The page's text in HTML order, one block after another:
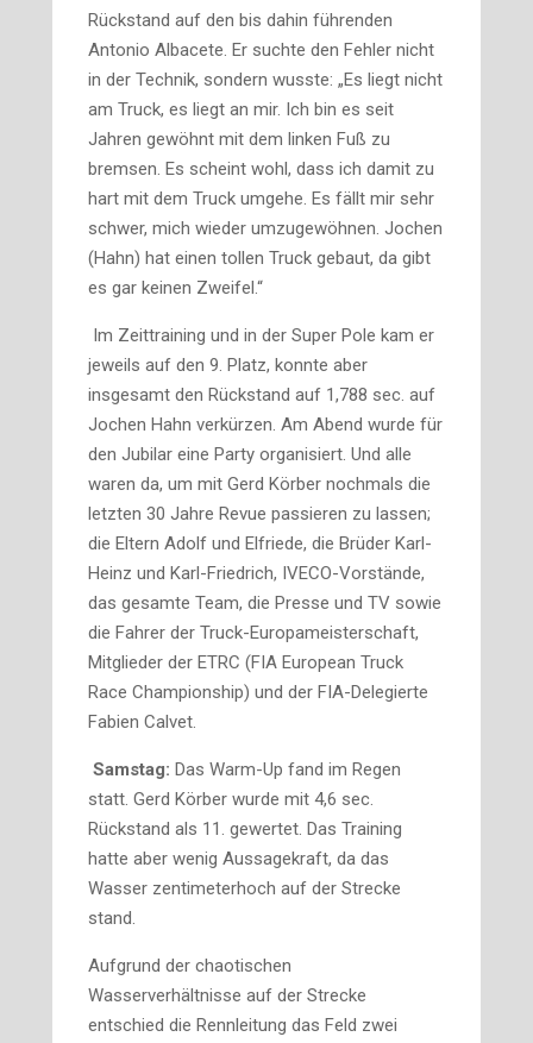
Rückstand auf den bis dahin führenden
Antonio Albacete. Er suchte den Fehler nicht
in der Technik, sondern wusste: „Es liegt nicht
am Truck, es liegt an mir. Ich bin es seit
Jahren gewöhnt mit dem linken Fuß zu
bremsen. Es scheint wohl, dass ich damit zu
hart mit dem Truck umgehe. Es fällt mir sehr
schwer, mich wieder umzuge­wöhnen. Jochen
(Hahn) hat einen tollen Truck gebaut, da gibt
es gar keinen Zweifel.“
Im Zeittraining und in der Super Pole kam er
jeweils auf den 9. Platz, konnte aber
insgesamt den Rück­stand auf 1,788 sec. auf
Jochen Hahn verkürzen. Am Abend wurde für
den Jubilar eine Party organisiert. Und alle
waren da, um mit Gerd Körber nochmals die
letzten 30 Jahre Revue passieren zu lassen;
die Eltern Adolf und Elfriede, die Brüder Karl-
Heinz und Karl-Friedrich, IVECO-Vorstände,
das gesamte Team, die Presse und TV sowie
die Fahrer der Truck-Europameisterschaft,
Mitglieder der ETRC (FIA European Truck
Race Championship) und der FIA-Dele­gierte
Fabien Calvet.
Samstag: Das Warm-Up fand im Regen
statt. Gerd Körber wurde mit 4,6 sec.
Rückstand als 11. gewertet. Das Training
hatte aber wenig Aussagekraft, da das
Wasser zentimeterhoch auf der Strecke
stand.
Aufgrund der chaotischen
Wasserverhältnisse auf der Strecke
entschied die Rennleitung das Feld zwei